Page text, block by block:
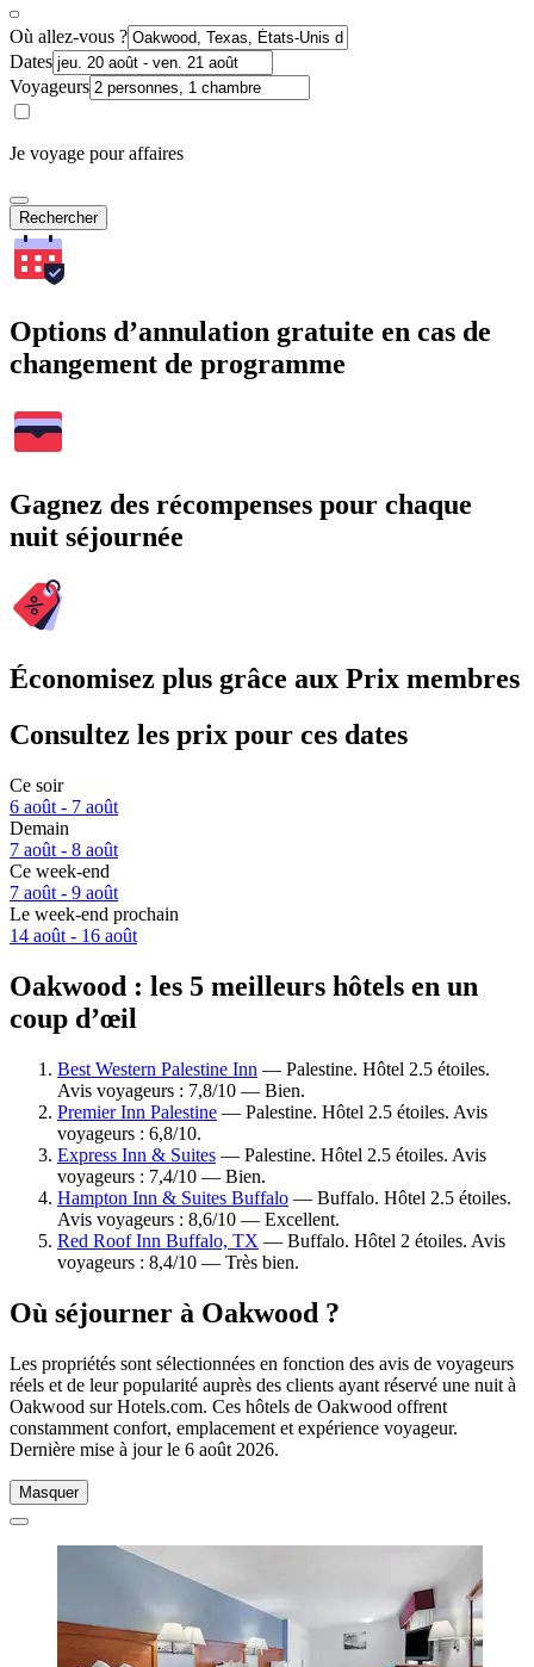
Où allez-vous ?
Dates
Voyageurs
Je voyage pour affaires
Rechercher
Options d’annulation gratuite en cas de
changement de programme
Gagnez des récompenses pour chaque
nuit séjournée
Économisez plus grâce aux Prix membres
Consultez les prix pour ces dates
Ce soir
6 août - 7 août
Demain
7 août - 8 août
Ce week-end
7 août - 9 août
Le week-end prochain
14 août - 16 août
Oakwood : les 5 meilleurs hôtels en un
coup d’œil
Best Western Palestine Inn — Palestine. Hôtel 2.5 étoiles.
Avis voyageurs : 7,8/10 — Bien.
Premier Inn Palestine — Palestine. Hôtel 2.5 étoiles. Avis
voyageurs : 6,8/10.
Express Inn & Suites — Palestine. Hôtel 2.5 étoiles. Avis
voyageurs : 7,4/10 — Bien.
Hampton Inn & Suites Buffalo — Buffalo. Hôtel 2.5 étoiles.
Avis voyageurs : 8,6/10 — Excellent.
Red Roof Inn Buffalo, TX — Buffalo. Hôtel 2 étoiles. Avis
voyageurs : 8,4/10 — Très bien.
Où séjourner à Oakwood ?
Les propriétés sont sélectionnées en fonction des avis de voyageurs
réels et de leur popularité auprès des clients ayant réservé une nuit à
Oakwood sur Hotels.com. Ces hôtels de Oakwood offrent
constamment confort, emplacement et expérience voyageur.
Dernière mise à jour le 6 août 2026.
Masquer